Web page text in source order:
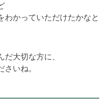
わかっていただけたかなと
大切な方に、
いね。